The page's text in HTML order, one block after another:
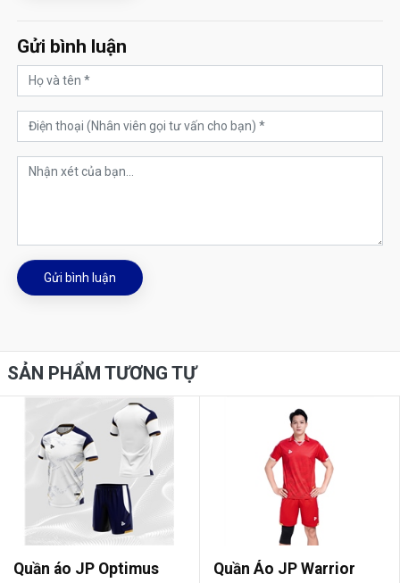
Gửi bình luận
Gửi bình luận
SẢN PHẨM TƯƠNG TỰ
Quần áo JP Optimus Quần Áo JP Warrior